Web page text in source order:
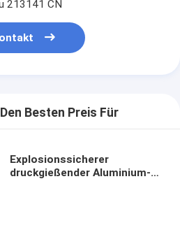
213141 CN
Besten Preis Für
Explosionssicherer
druckgießender Aluminium-